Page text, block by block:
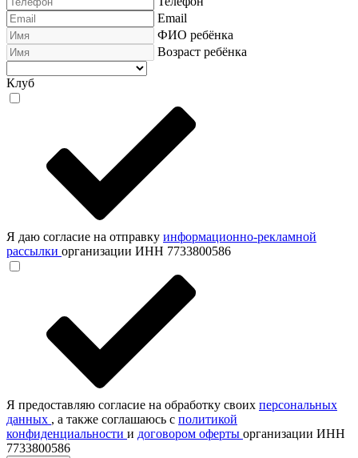
Email
ФИО ребёнка
Возраст ребёнка
Клуб
Я даю согласие на отправку информационно-рекламной
рассылки организации ИНН 7733800586
Я предоставляю согласие на обработку своих персональных
данных , а также соглашаюсь с политикой
конфиденциальности и договором оферты организации ИНН
7733800586